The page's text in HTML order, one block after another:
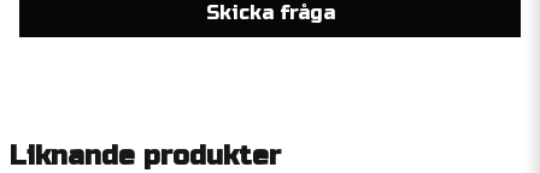
Skicka fråga
Liknande produkter